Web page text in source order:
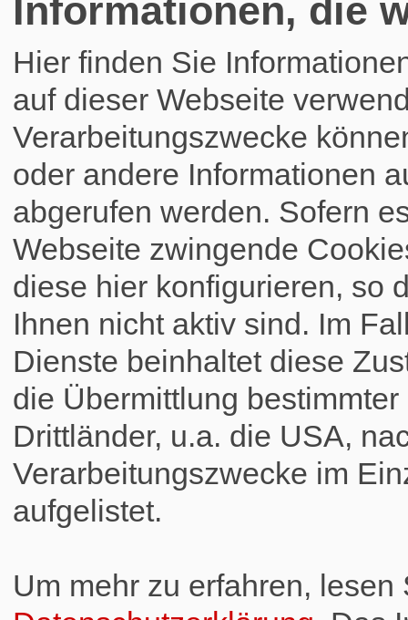
Informationen, die
Hier finden Sie
auf dieser Webseite
Verarbeitungszwecke
oder andere Informationen
abgerufen werden. Sofern
Webseite zwingende
diese hier konfigurieren, so
Ihnen nicht aktiv sind. Im
Dienste beinhaltet diese
die Übermittlung
Drittländer, u.a. die USA,
Verarbeitungszwecke im
aufgelistet.
Um mehr zu erfahren, lesen